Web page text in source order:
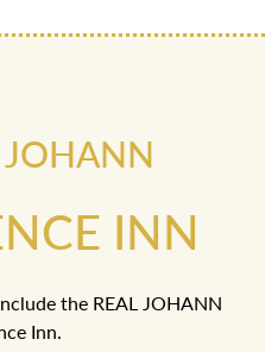
INN
the REAL JOHANN
Inn.